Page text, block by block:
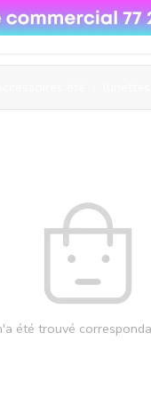
été trouvé